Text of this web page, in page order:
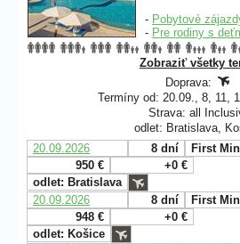
- Pobytové
- Pre rodiny s
Zobraziť všetky
Doprava:
Termíny od: 20.09., 8, 11,
Strava: all
odlet: Bratislava,
20.09.2026
8 dní
First
950 €
+0 €
odlet: Bratislava
20.09.2026
8 dní
First
948 €
+0 €
odlet: Košice